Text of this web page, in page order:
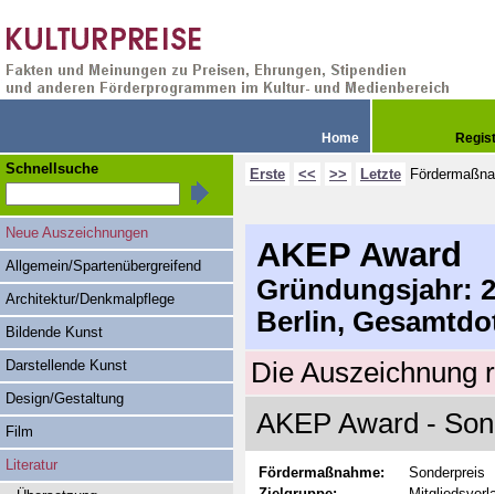
Home
Erste << >> Letzte
AKEP Award
Gründungsjahr:
Berlin,
Die Auszeichnung
AKEP Award -
Fördermaßnahme:
Sonderpreis
Schnellsuche
Neue Auszeichnungen
Allgemein/Spartenübergreifend
Architektur/Denkmalpflege
Bildende Kunst
Darstellende Kunst
Design/Gestaltung
Film
Literatur